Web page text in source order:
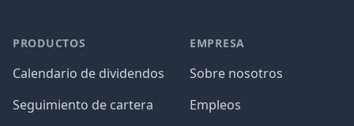
PRODUCTOS
Calendario de dividendos
Seguimiento de cartera
EMPRESA
Sobre nosotros
Empleos